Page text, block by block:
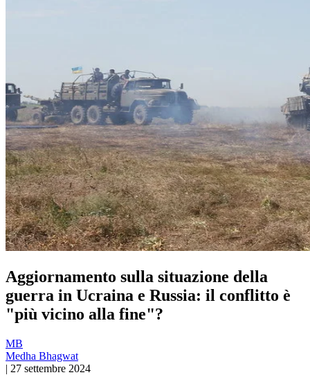
Aggiornamento sulla situazione della
guerra in Ucraina e Russia: il conflitto è
"più vicino alla fine"?
MB
Medha Bhagwat
| 27 settembre 2024